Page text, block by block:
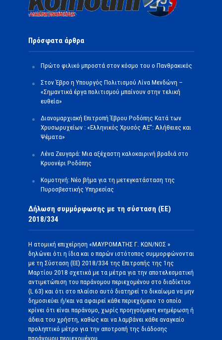
Πρόσφατα άρθρα
Πρώτο φιλικό μπροστά στον κόσμο του ο Πανθρακικός
Στον Έβρο η Υπουργός Πολιτισμού Λίνα Μενδώνη –
«Σημαντικά έργα πολιτισμού μπαίνουν στην τελική
ευθεία»
Διανομαρχιακή Επιτροπή Έβρου Ροδόπης Κατά των
Χρυσωρυχείων : «Ελληνικός Χρυσός ΑΕ”: Αλήθειες και
Ψέματα»
Λένα Ζευγαρά: Μια αξέχαστη καλοκαιρινή βραδιά στο
Κρυονέρι Ροδόπης
Κομοτηνή: Νέο βήμα για τη μετεγκατάσταση της
Πυροσβεστικής Υπηρεσίας
Δήλωση συμμόρφωσης με τη σύσταση (ΕΕ)
2018/334
Η ατομική επιχείρηση «ΜΑΥΡΟΜΑΤΗΣ Γ. ΚΩΝ/ΝΟΣ »
δηλώνει ότι η ίδια και ο παρών ιστότοπος συμμορφώνονται
με τη Σύσταση (ΕΕ) 2018/334 της Επιτροπής της 1ης
Μαρτίου 2018 σχετικά με τα μέτρα για την αποτελεσματική
αντιμετώπιση του παράνομου περιεχομένου στο διαδίκτυο
(L 63) και ότι στο πλαίσιο αυτό διατηρεί το δικαίωμα να μην
δημοσιεύει ή/και να αφαιρεί κάθε περιεχόμενο το οποίο
κρίνει ότι είναι παράνομο, χωρίς προηγούμενη ενημέρωση ή
άδεια του χρήστη, καθώς και να λαμβάνει κάθε αναγκαίο
προληπτικό μέτρο για την αποτροπή της διάδοσης
παράνομου περιεχομένου.